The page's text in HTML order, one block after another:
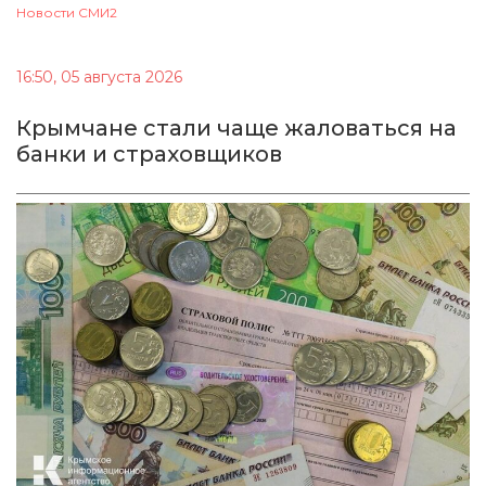
Новости СМИ2
16:50, 05 августа 2026
Крымчане стали чаще жаловаться на
банки и страховщиков